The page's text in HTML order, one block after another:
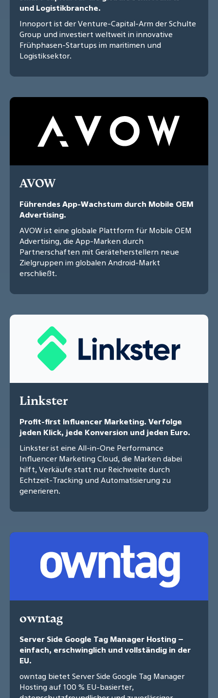
und Logistikbranche.
Innoport ist der Venture-Capital-Arm der Schulte
Group und investiert weltweit in innovative
Frühphasen-Startups im maritimen und
Logistiksektor.
AVOW
Führendes App-Wachstum durch Mobile OEM
Advertising.
AVOW ist eine globale Plattform für Mobile OEM
Advertising, die App-Marken durch
Partnerschaften mit Geräteherstellern neue
Zielgruppen im globalen Android-Markt
erschließt.
Linkster
Profit-first Influencer Marketing. Verfolge
jeden Klick, jede Konversion und jeden Euro.
Linkster ist eine All-in-One Performance
Influencer Marketing Cloud, die Marken dabei
hilft, Verkäufe statt nur Reichweite durch
Echtzeit-Tracking und Automatisierung zu
generieren.
owntag
Server Side Google Tag Manager Hosting –
einfach, erschwinglich und vollständig in der
EU.
owntag bietet Server Side Google Tag Manager
Hosting auf 100 % EU-basierter,